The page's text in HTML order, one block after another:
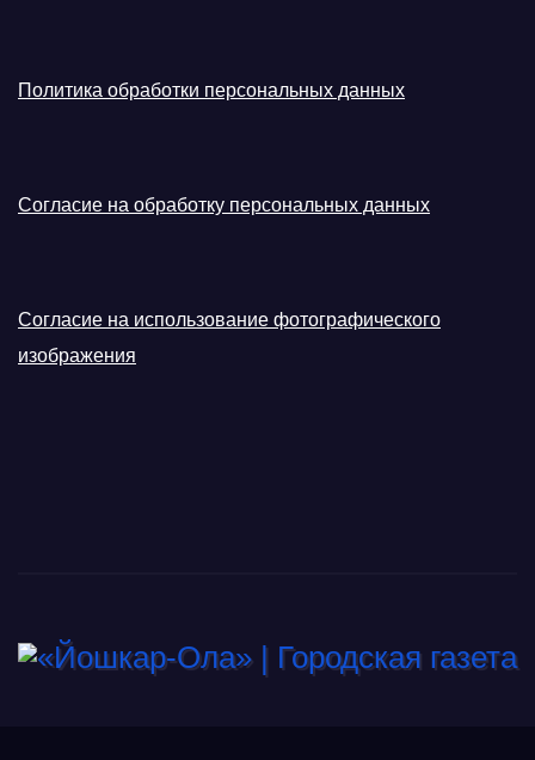
Политика обработки персональных данных
Согласие на обработку персональных данных
Согласие на использование фотографического
изображения